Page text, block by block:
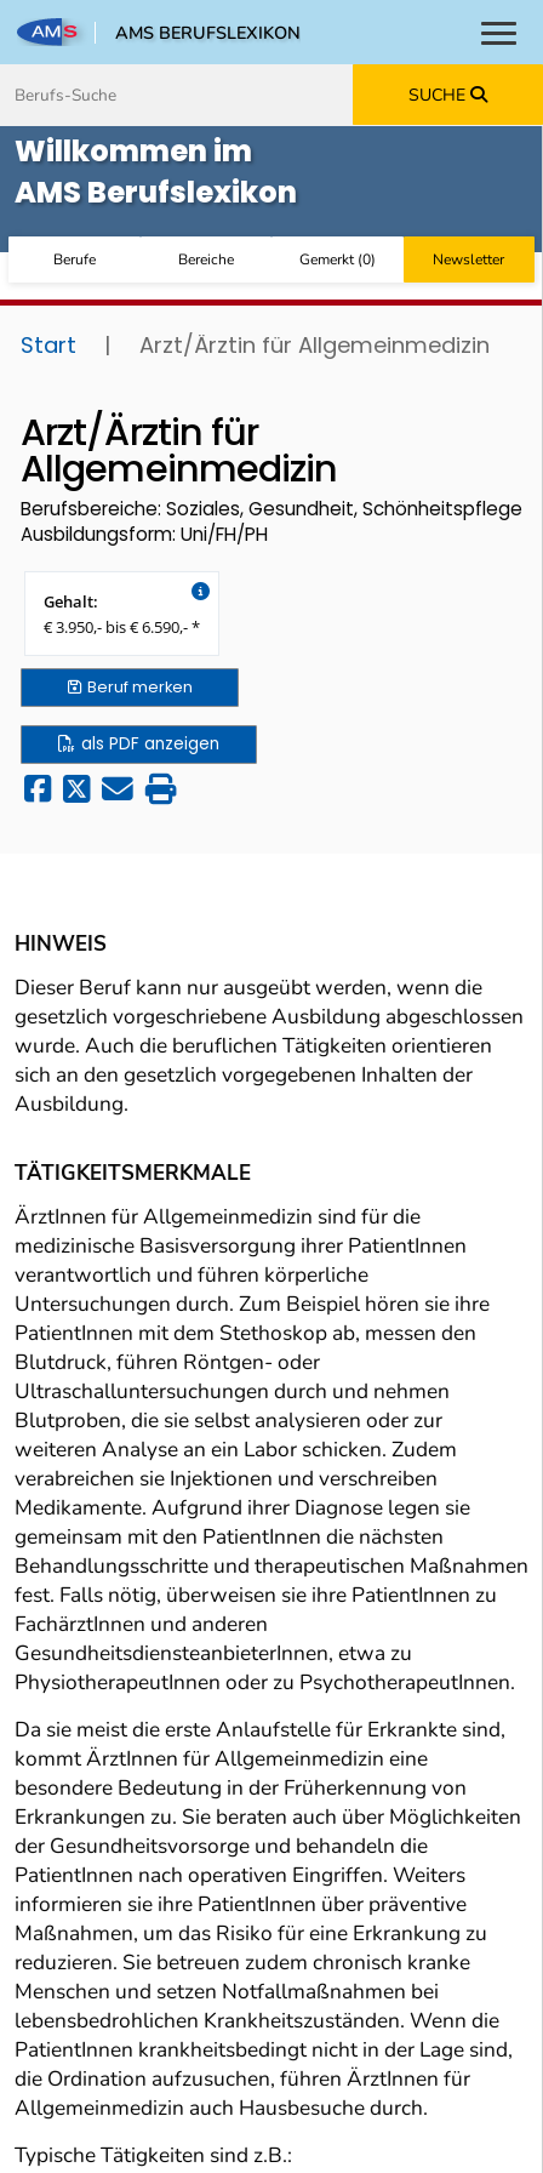
AMS BERUFSLEXIKON
SUCHE
Willkommen im
AMS Berufslexikon
Berufe Bereiche Gemerkt(0) Newsletter
Start | Arzt/Ärztin für Allgemeinmedizin
Arzt/Ärztin für
Allgemeinmedizin
Berufsbereiche: Soziales, Gesundheit, Schönheitspflege
Ausbildungsform: Uni/FH/PH
Gehalt:
€ 3.950,- bis € 6.590,- *
Berufmerken
als PDF anzeigen
HINWEIS
Dieser Beruf kann nur ausgeübt werden, wenn die
gesetzlich vorgeschriebene Ausbildung abgeschlossen
wurde. Auch die beruflichen Tätigkeiten orientieren
sich an den gesetzlich vorgegebenen Inhalten der
Ausbildung.
TÄTIGKEITSMERKMALE
ÄrztInnen für Allgemeinmedizin sind für die
medizinische Basisversorgung ihrer PatientInnen
verantwortlich und führen körperliche
Untersuchungen durch. Zum Beispiel hören sie ihre
PatientInnen mit dem Stethoskop ab, messen den
Blutdruck, führen Röntgen- oder
Ultraschalluntersuchungen durch und nehmen
Blutproben, die sie selbst analysieren oder zur
weiteren Analyse an ein Labor schicken. Zudem
verabreichen sie Injektionen und verschreiben
Medikamente. Aufgrund ihrer Diagnose legen sie
gemeinsam mit den PatientInnen die nächsten
Behandlungsschritte und therapeutischen Maßnahmen
fest. Falls nötig, überweisen sie ihre PatientInnen zu
FachärztInnen und anderen
GesundheitsdiensteanbieterInnen, etwa zu
PhysiotherapeutInnen oder zu PsychotherapeutInnen.
Da sie meist die erste Anlaufstelle für Erkrankte sind,
kommt ÄrztInnen für Allgemeinmedizin eine
besondere Bedeutung in der Früherkennung von
Erkrankungen zu. Sie beraten auch über Möglichkeiten
der Gesundheitsvorsorge und behandeln die
PatientInnen nach operativen Eingriffen. Weiters
informieren sie ihre PatientInnen über präventive
Maßnahmen, um das Risiko für eine Erkrankung zu
reduzieren. Sie betreuen zudem chronisch kranke
Menschen und setzen Notfallmaßnahmen bei
lebensbedrohlichen Krankheitszuständen. Wenn die
PatientInnen krankheitsbedingt nicht in der Lage sind,
die Ordination aufzusuchen, führen ÄrztInnen für
Allgemeinmedizin auch Hausbesuche durch.
Typische Tätigkeiten sind z.B.: